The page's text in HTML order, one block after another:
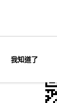
官
我知道了